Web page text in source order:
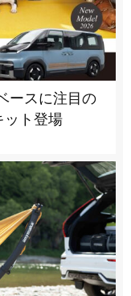
ースに注目の
ット登場